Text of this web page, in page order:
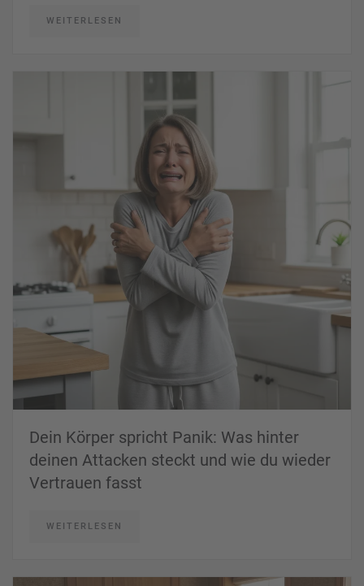
WEITERLESEN
Dein Körper spricht Panik: Was hinter
deinen Attacken steckt und wie du wieder
Vertrauen fasst
WEITERLESEN